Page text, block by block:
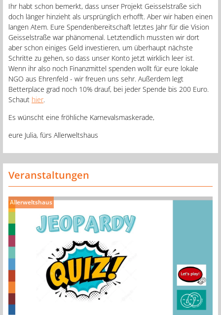
Ihr habt schon bemerkt, dass unser Projekt Geisselstraße sich
doch länger hinzieht als ursprünglich erhofft. Aber wir haben einen
langen Atem. Eure Spendenbereitschaft letztes Jahr für die Vision
Geisselstraße war phänomenal. Letztendlich mussten wir dort
aber schon einiges Geld investieren, um überhaupt nächste
Schritte zu gehen, so dass unser Konto jetzt wirklich leer ist.
Wenn ihr also noch Finanzmittel spenden wollt für eure lokale
NGO aus Ehrenfeld - wir freuen uns sehr. Außerdem legt
Betterplace grad noch 10% drauf, bei jeder Spende bis 200 Euro.
Schaut hier.
Es wünscht eine fröhliche Karnevalsmaskerade,
eure Julia, fürs Allerweltshaus
Veranstaltungen
Allerweltshaus